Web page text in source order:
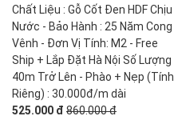
Chất Liệu : Gỗ Cốt Đen HDF Chịu
Nước - Bảo Hành : 25 Năm Cong
Vênh - Đơn Vị Tính: M2 - Free
Ship + Lắp Đặt Hà Nội Số Lượng
40m Trở Lên - Phào + Nẹp (Tính
Riêng) : 30.000đ/m dài
525.000 đ 860.000 đ